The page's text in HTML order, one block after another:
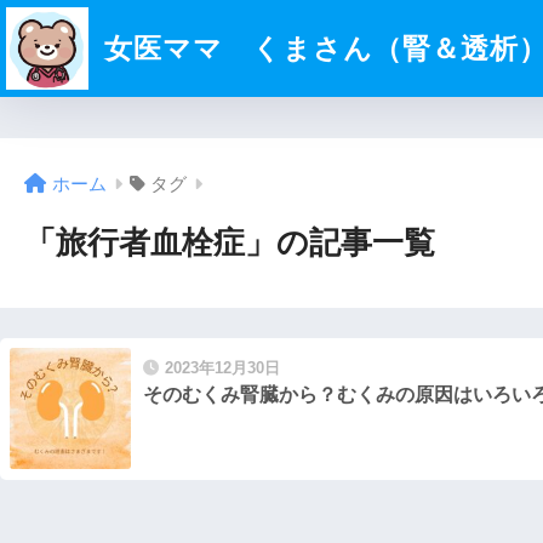
女医ママ くまさん（腎＆透析）
ホーム タグ
「旅行者血栓症」の記事一覧
2023年12月30日
そのむくみ腎臓から？むくみの原因はいろい